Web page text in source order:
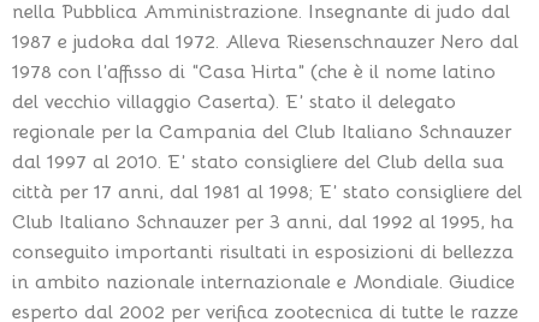
nella Pubblica Amministrazione. Insegnante di judo dal
1987 e judoka dal 1972. Alleva Riesenschnauzer Nero dal
1978 con l’affisso di “Casa Hirta” (che è il nome latino
del vecchio villaggio Caserta). E’ stato il delegato
regionale per la Campania del Club Italiano Schnauzer
dal 1997 al 2010. E’ stato consigliere del Club della sua
città per 17 anni, dal 1981 al 1998; E’ stato consigliere del
Club Italiano Schnauzer per 3 anni, dal 1992 al 1995, ha
conseguito importanti risultati in esposizioni di bellezza
in ambito nazionale internazionale e Mondiale. Giudice
esperto dal 2002 per verifica zootecnica di tutte le razze